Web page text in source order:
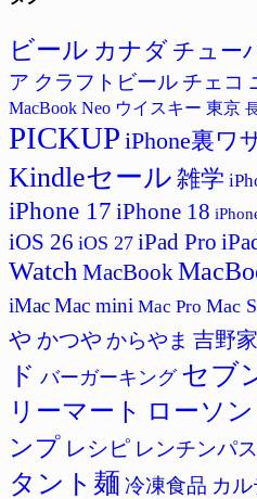
ービール カナダ チュー
ア クラフトビール チェコ
MacBook Neo ウイスキー 東京
PICKUP iPhone裏ワ
Kindleセール 雑学
iPhone 17 iPhone 18
iOS 26 iOS 27 iPad Pro
Watch MacBook
iMacMac mini Mac Pro Mac
や かつや からやま 吉野家
ド バーガーキング セブ
リーマート ローソン
ンプ レシピ レンチンパ
タント麺 冷凍食品 カル